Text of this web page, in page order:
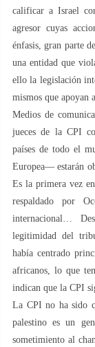
calificar a Israel
agresor cuyas
énfasis, gran parte
una entidad que
ello la legislación
mismos que apoyan
Medios de
jueces de la CPI
países de todo el
Europea— estarán
Es la primera vez
respaldado por
internacional…
legitimidad del
había centrado
africanos, lo que
indican que la CPI
La CPI no ha sido
palestino es un
sometimiento al